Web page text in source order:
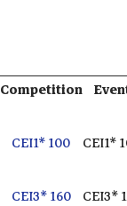
Competition
CEI1*
CEI1* 100
CEI3*
CEI3* 160